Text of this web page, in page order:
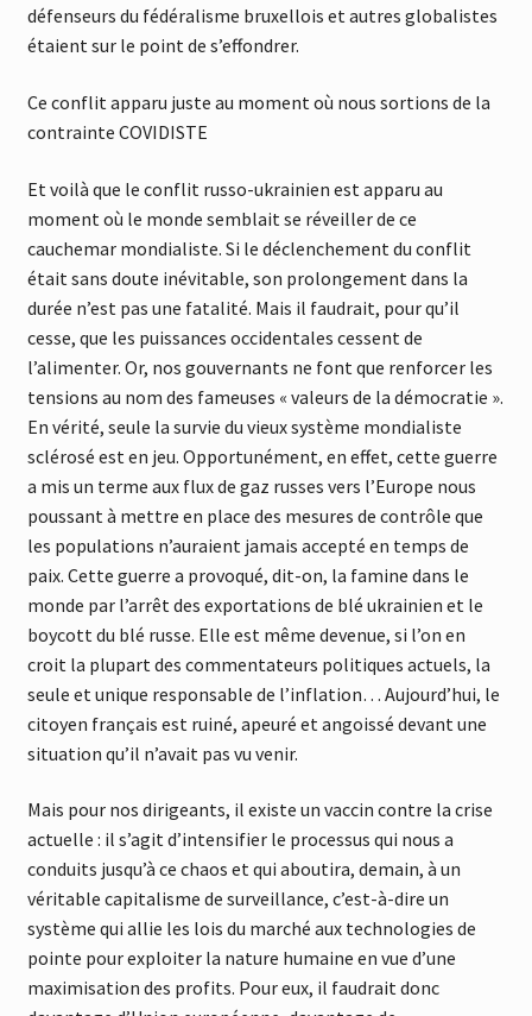
défenseurs du fédéralisme bruxellois et autres globalistes
étaient sur le point de s’effondrer.
Ce conflit apparu juste au moment où nous sortions de la
contrainte COVIDISTE
Et voilà que le conflit russo-ukrainien est apparu au
moment où le monde semblait se réveiller de ce
cauchemar mondialiste. Si le déclenchement du conflit
était sans doute inévitable, son prolongement dans la
durée n’est pas une fatalité. Mais il faudrait, pour qu’il
cesse, que les puissances occidentales cessent de
l’alimenter. Or, nos gouvernants ne font que renforcer les
tensions au nom des fameuses « valeurs de la démocratie ».
En vérité, seule la survie du vieux système mondialiste
sclérosé est en jeu. Opportunément, en effet, cette guerre
a mis un terme aux flux de gaz russes vers l’Europe nous
poussant à mettre en place des mesures de contrôle que
les populations n’auraient jamais accepté en temps de
paix. Cette guerre a provoqué, dit-on, la famine dans le
monde par l’arrêt des exportations de blé ukrainien et le
boycott du blé russe. Elle est même devenue, si l’on en
croit la plupart des commentateurs politiques actuels, la
seule et unique responsable de l’inflation… Aujourd’hui, le
citoyen français est ruiné, apeuré et angoissé devant une
situation qu’il n’avait pas vu venir.
Mais pour nos dirigeants, il existe un vaccin contre la crise
actuelle : il s’agit d’intensifier le processus qui nous a
conduits jusqu’à ce chaos et qui aboutira, demain, à un
véritable capitalisme de surveillance, c’est-à-dire un
système qui allie les lois du marché aux technologies de
pointe pour exploiter la nature humaine en vue d’une
maximisation des profits. Pour eux, il faudrait donc